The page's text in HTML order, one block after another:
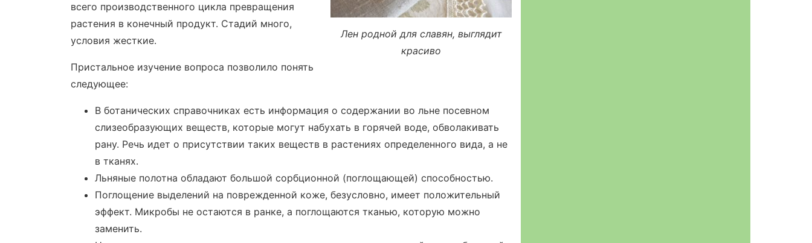
Лен родной для славян, выглядит
красиво
всего производственного цикла превращения
растения в конечный продукт. Стадий много,
условия жесткие.
Пристальное изучение вопроса позволило понять
следующее:
В ботанических справочниках есть информация о содержании во льне посевном
слизеобразующих веществ, которые могут набухать в горячей воде, обволакивать
рану. Речь идет о присутствии таких веществ в растениях определенного вида, а не
в тканях.
Льняные полотна обладают большой сорбционной (поглощающей) способностью.
Поглощение выделений на поврежденной коже, безусловно, имеет положительный
эффект. Микробы не остаются в ранке, а поглощаются тканью, которую можно
заменить.